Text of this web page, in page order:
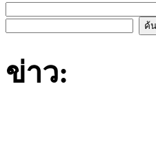
ข่าว: